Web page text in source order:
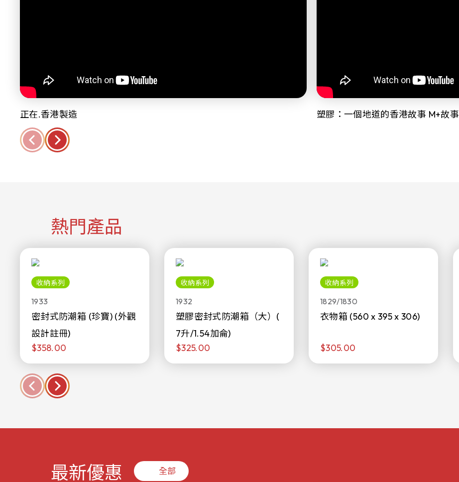
正在.香港製造 塑膠：一個地道的香港故事 M+故事
熱門產品
收納系列
1933
密封式防潮箱 (珍寶) (外觀
設計註冊)
$358.00
收納系列
1932
塑膠密封式防潮箱（大）(
7升/1.54加侖)
$325.00
收納系列
1829/1830
衣物箱 (560 x 395 x 306)
$305.00
最新優惠 全部